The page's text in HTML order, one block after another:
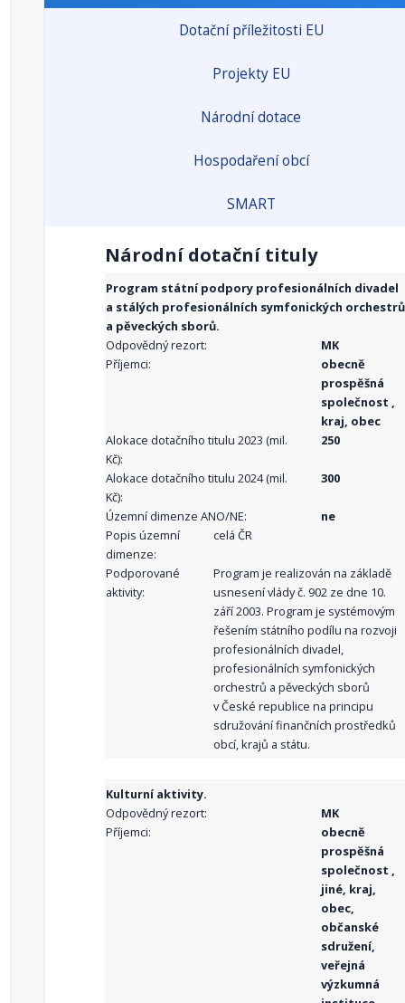
Dotační příležitosti EU
Projekty EU
Národní dotace
Hospodaření obcí
SMART
Národní dotační tituly
Program státní podpory profesionálních divadel
a stálých profesionálních symfonických orchestrů
a pěveckých sborů.
Odpovědný rezort:
MK
Příjemci:
obecně
prospěšná
společnost ,
kraj, obec
Alokace dotačního titulu 2023 (mil.
Kč):
250
Alokace dotačního titulu 2024 (mil.
Kč):
300
Územní dimenze ANO/NE:
ne
Popis územní
dimenze:
celá ČR
Podporované
aktivity:
Program je realizován na základě
usnesení vlády č. 902 ze dne 10.
září 2003. Program je systémovým
řešením státního podílu na rozvoji
profesionálních divadel,
profesionálních symfonických
orchestrů a pěveckých sborů
v České republice na principu
sdružování finančních prostředků
obcí, krajů a státu.
Kulturní aktivity.
Odpovědný rezort:
MK
Příjemci:
obecně
prospěšná
společnost ,
jiné, kraj,
obec,
občanské
sdružení,
veřejná
výzkumná